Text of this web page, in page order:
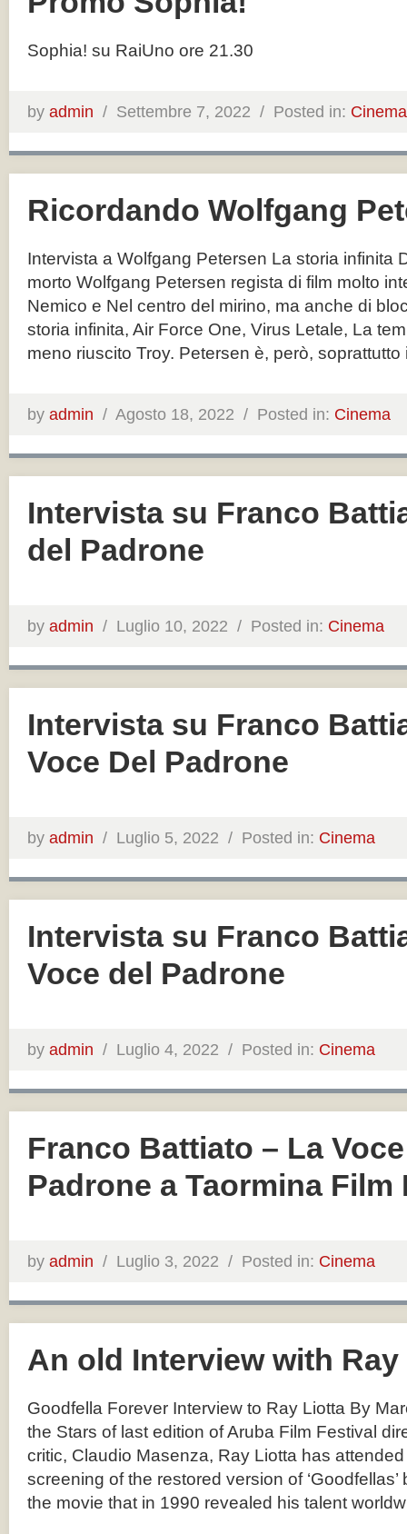
Sophia! su RaiUno ore 21.30
by admin / Settembre 7, 2022 / Posted in: Cinema
Ricordando Wolfgang
Intervista a Wolfgang Petersen La storia infinita
morto Wolfgang Petersen regista di film molto
Nemico e Nel centro del mirino, ma anche di
storia infinita, Air Force One, Virus Letale, La
meno riuscito Troy. Petersen è, però,
by admin / Agosto 18, 2022 / Posted in: Cinema
Intervista su Franco
del Padrone
by admin / Luglio 10, 2022 / Posted in: Cinema
Intervista su Franco
Voce Del Padrone
by admin / Luglio 5, 2022 / Posted in: Cinema
Intervista su Franco
Voce del Padrone
by admin / Luglio 4, 2022 / Posted in: Cinema
Franco Battiato – La
Padrone a Taormina Film
by admin / Luglio 3, 2022 / Posted in: Cinema
An old Interview with
Goodfella Forever Interview to Ray Liotta By
the Stars of last edition of Aruba Film Festival
critic, Claudio Masenza, Ray Liotta has
screening of the restored version of
the movie that in 1990 revealed his talent